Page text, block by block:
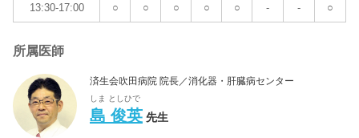
13:30-17:00 ○ ○ ○ ○ ○ - - ○
所属医師
済生会吹田病院 院長／消化器・肝臓病センター
しま としひで
島 俊英 先生